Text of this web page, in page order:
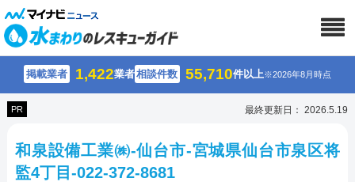
掲載業者 1,422業者相談件数 55,710件以上※2026年8月時点
PR 最終更新日： 2026.5.19
和泉設備工業㈱-仙台市-宮城県仙台市泉区将
監4丁目-022-372-8681